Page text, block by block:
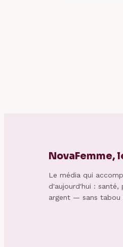
NovaFemme,
Le média qui
d'aujourd'hui : santé,
argent — sans tabou